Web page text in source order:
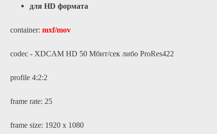
для HD формата
container: mxf/mov
codec - XDCAM HD 50 Мбит/сек либоProRes422
profile 4:2:2
frame rate: 25
frame size: 1920 x 1080